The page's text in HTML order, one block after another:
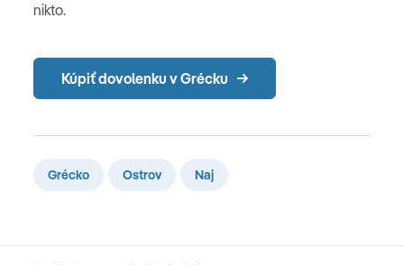
nikto.
Kúpiť dovolenku v Grécku
Grécko Ostrov Naj